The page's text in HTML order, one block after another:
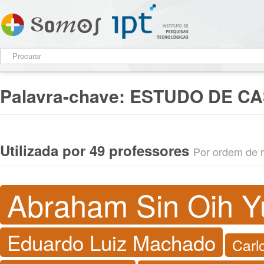
Palavra-chave: ESTUDO DE
Utilizada por 49 professores Por ordem de
Abraham Sin Oih
Eduardo Luiz Machado